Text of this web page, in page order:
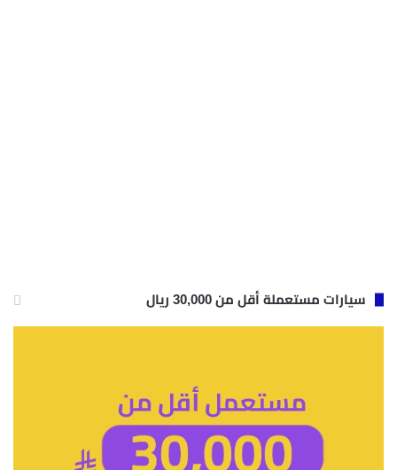
سيارات مستعملة أقل من 30,000 ريال